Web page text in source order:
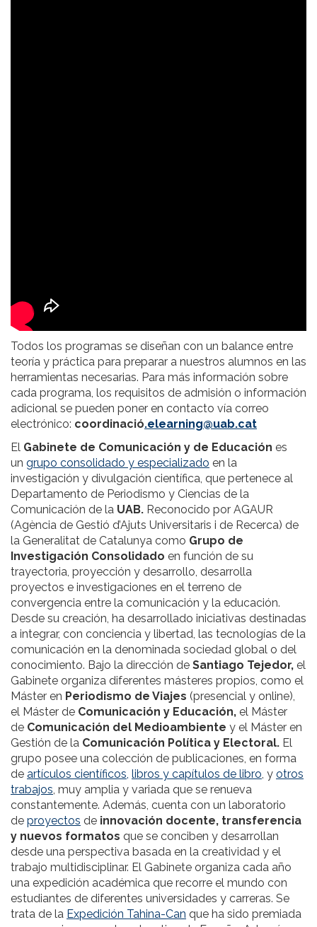
Todos los programas se diseñan con un balance entre
teoría y práctica para preparar a nuestros alumnos en las
herramientas necesarias. Para más información sobre
cada programa, los requisitos de admisión o información
adicional se pueden poner en contacto vía correo
electrónico: coordinació.elearning@uab.cat
El Gabinete de Comunicación y de Educación es
un grupo consolidado y especializado en la
investigación y divulgación científica, que pertenece al
Departamento de Periodismo y Ciencias de la
Comunicación de la UAB. Reconocido por AGAUR
(Agència de Gestió d’Ajuts Universitaris i de Recerca) de
la Generalitat de Catalunya como Grupo de
Investigación Consolidado en función de su
trayectoria, proyección y desarrollo, desarrolla
proyectos e investigaciones en el terreno de
convergencia entre la comunicación y la educación.
Desde su creación, ha desarrollado iniciativas destinadas
a integrar, con conciencia y libertad, las tecnologías de la
comunicación en la denominada sociedad global o del
conocimiento. Bajo la dirección de Santiago Tejedor, el
Gabinete organiza diferentes másteres propios, como el
Máster en Periodismo de Viajes (presencial y online),
el Máster de Comunicación y Educación, el Máster
de Comunicación del Medioambiente y el Máster en
Gestión de la Comunicación Política y Electoral. El
grupo posee una colección de publicaciones, en forma
de artículos científicos, libros y capítulos de libro , y otros
trabajos , muy amplia y variada que se renueva
constantemente. Además, cuenta con un laboratorio
de proyectos de innovación docente, transferencia
y nuevos formatos que se conciben y desarrollan
desde una perspectiva basada en la creatividad y el
trabajo multidisciplinar. El Gabinete organiza cada año
una expedición académica que recorre el mundo con
estudiantes de diferentes universidades y carreras. Se
trata de la Expedición Tahina-Can que ha sido premiada